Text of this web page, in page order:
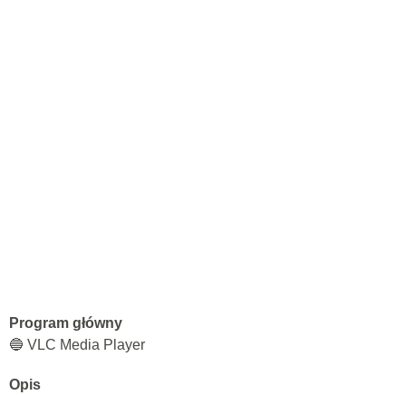
Program główny
🔵 VLC Media Player
Opis